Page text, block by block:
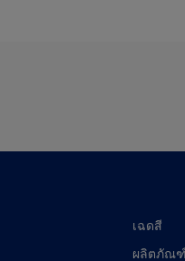
เฉดสี
ผลิตภัณฑ์